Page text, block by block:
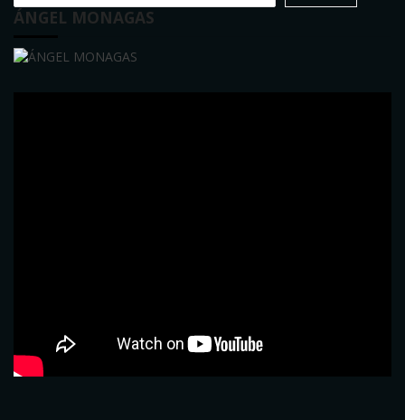
ÁNGEL MONAGAS